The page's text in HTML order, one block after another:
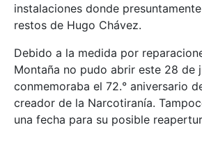
instalaciones donde
restos de Hugo Chávez.
Debido a la medida por
Montaña no pudo abrir este 28 de
conmemoraba el 72.° aniversario
creador de la Narcotiranía.
una fecha para su posible